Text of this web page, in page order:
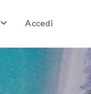
Accedi